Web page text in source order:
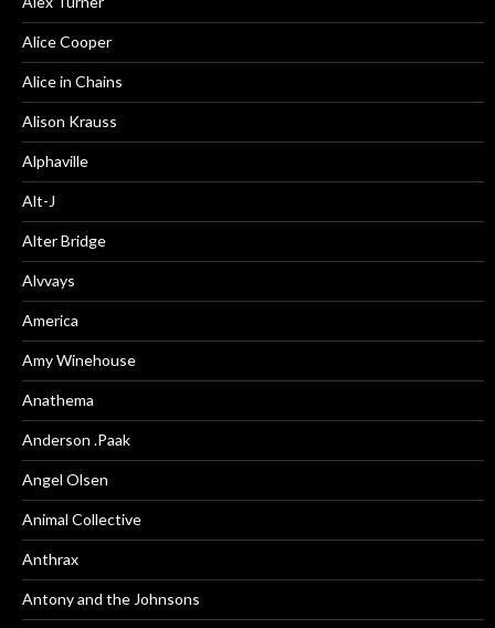
Alice Cooper
Alice in Chains
Alison Krauss
Alphaville
Alt-J
Alter Bridge
Alvvays
America
Amy Winehouse
Anathema
Anderson .Paak
Angel Olsen
Animal Collective
Anthrax
Antony and the Johnsons